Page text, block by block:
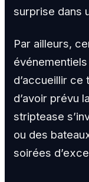
surprise dans
Par ailleurs,
d’accueillir ce
d’avoir prévu
striptease
ou des
soirées